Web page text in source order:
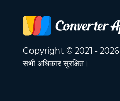
Copyright © 2021 -
सभी अधिकार सुरक्षित।